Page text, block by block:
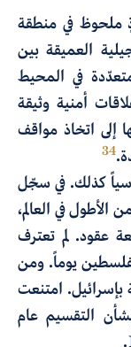
ملحوظ في منطقة
العميقة بين
في المحيط
أمنية وثيقة
إلى اتخاذ مواقف
34
كذلك. في سجّل
في العالم،
عقود. لم تعترف
بفلسطين يوماً. ومن
بإسرائيل. امتنعت
التقسيم عام